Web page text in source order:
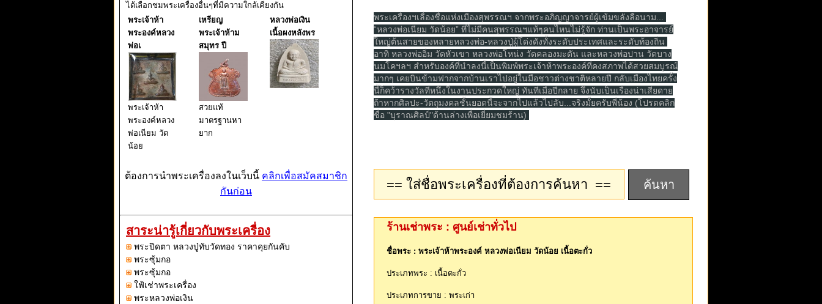
ได้เลือกชมพระเครื่องอื่นๆที่มีความใกล้เคียงกัน
พระเจ้าห้า
พระองค์หลวง
พ่อเ
พระเจ้าห้า
พระองค์หลวง
พ่อเนียม วัด
น้อย
เหรียญ
พระเจ้าห้าม
สมุทร ปี
สวยแท้
มาตรฐานหา
ยาก
หลวงพ่อเงิน
เนื้อผงหลังพร
ต้องการนำพระเครื่องลงในเว็บนี้ คลิกเพื่อสมัคสมาชิก
กันก่อน
สาระน่ารู้เกี่ยวกับพระเครื่อง
พระปิดตา หลวงปู่ทับวัดทอง ราคาคุยกันคับ
พระซุ้มกอ
พระซุ้มกอ
ใฟ้เช่าพระเครื่อง
พระหลวงพ่อเงิน
พระเครื่องฯเลื่องชื่อแห่งเมืองสุพรรณฯ จากพระอภิญญาจารย์ผู้เข้มขลังลือนาม...
“หลวงพ่อเนียม วัดน้อย” ที่ไม่มีคนสุพรรณฯแท้ๆคนไหนไม่รู้จัก ท่านเป็นพระอาจารย์
ใหญ่ต้นสายของหลายหลวงพ่อ-หลวงปู่ผู้โด่งดังทั้งระดับประเทศและระดับท้องถิ่น
อาทิ หลวงพ่ออิ่ม วัดหัวเขา หลวงพ่อโหน่ง วัดคลองมะดัน และหลวงพ่อปาน วัดบาง
นมโคฯลฯ สำหรับองค์ที่นำลงนี้เป็นพิมพ์พระเจ้าห้าพระองค์ที่คงสภาพได้สวยสมบูรณ์
มากๆ เคยบินข้ามฟากจากบ้านเราไปอยู่ในมือชาวต่างชาติหลายปี กลับเมืองไทยครั้ง
นี้ก็คว้ารางวัลที่หนึ่งในงานประกวดใหญ่ ทันทีเมื่อปีกลาย จึงนับเป็นเรื่องน่าเสียดาย
ถ้าหากศิลปะ-วัตถุมงคลชั้นยอดนี้จะจากไปแล้วไปลับ...จริงมั้ยครับพี่น้อง (โปรดคลิก
ชื่อ "บุราณศิลป์"ด้านล่างเพื่อเยี่ยมชมร้าน)
ร้านเช่าพระ : ศูนย์เช่าทั่วไป
ชื่อพระ : พระเจ้าห้าพระองค์ หลวงพ่อเนียม วัดน้อย เนื้อตะกั่ว
ประเภทพระ : เนื้อตะกั่ว
ประเภทการขาย : พระเก่า